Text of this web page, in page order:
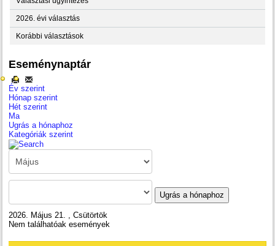
2026. évi választás
Korábbi választások
Eseménynaptár
Év szerint
Hónap szerint
Hét szerint
Ma
Ugrás a hónaphoz
Kategóriák szerint
Ugrás a hónaphoz
2026. Május 21. , Csütörtök
Nem találhatóak események